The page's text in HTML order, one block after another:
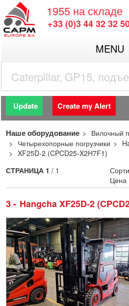
1955 на складе
+33 (0)3 44 32 32
MENU
Update Create my Alert
Наше оборудование
Вилочный
Четырехопорные погрузчики
XF25D-2 (CPCD25-X2H7F1)
3 Hangcha XF25D-2
Цена
СТРАНИЦА 1 / 1